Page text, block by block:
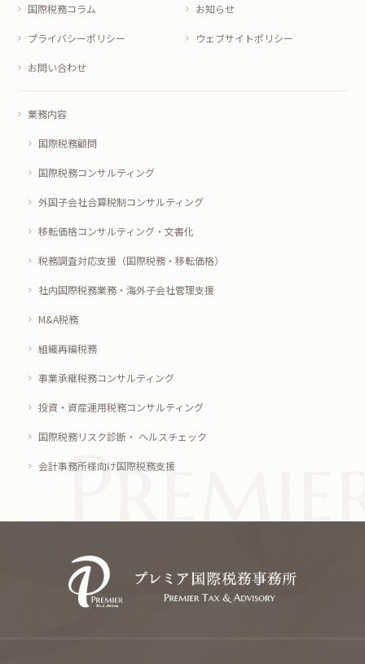
国際税務コラム お知らせ
プライバシーポリシー ウェブサイトポリシー
お問い合わせ
業務内容
国際税務顧問
国際税務コンサルティング
外国子会社合算税制コンサルティング
移転価格コンサルティング・文書化
税務調査対応支援（国際税務・移転価格）
社内国際税務業務・海外子会社管理支援
M&A税務
組織再編税務
事業承継税務コンサルティング
投資・資産運用税務コンサルティング
国際税務リスク診断・ ヘルスチェック
会計事務所様向け国際税務支援